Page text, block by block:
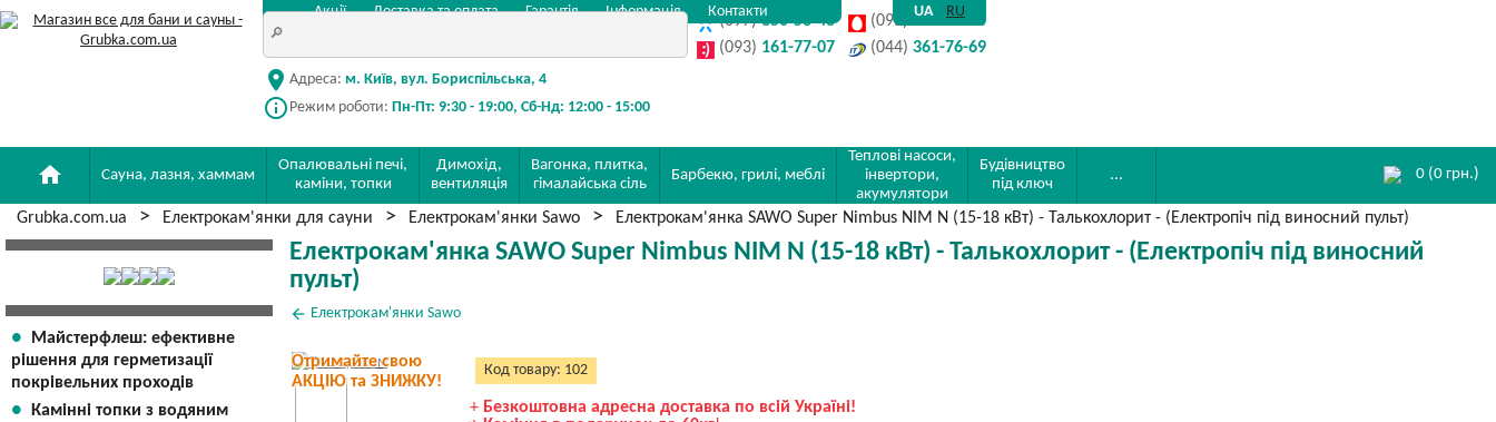
Акції Доставка та оплата Гарантія Інформація Контакти UA RU
location_on Адреса: м. Київ, вул. Бориспільська, 4
info_outline Режим роботи: Пн-Пт: 9:30 - 19:00, Сб-Нд: 12:00 - 15:00
(097)350-58-48 (095)
142-32-80
(093) 161-77-07 (044) 361-76-69
home Сауна, лазня, хаммам
Опалювальні печі,
каміни, топки
Димохід,
вентиляція
Вагонка, плитка,
гімалайська сіль
Барбекю, грилі, меблі
Теплові насоси,
інвертори,
акумулятори
Будівництво
під ключ
... 0 (0 грн.)
Grubka.com.ua Електрокам'янки для сауни Електрокам'янки Sawo Електрокам'янка SAWO Super Nimbus NIM N (15-18 кВт) - Талькохлорит - (Електропіч під виносний пульт)
Майстерфлеш: ефективне
рішення для герметизації
покрівельних проходів
Камінні топки з водяним
Електрокам'янка SAWO Super Nimbus NIM N (15-18 кВт) - Талькохлорит - (Електропіч під виносний
пульт)
arrow_back Електрокам'янки Sawo
Отримайте свою
АКЦІЮ та ЗНИЖКУ!
Код товару: 102
+ Безкоштовна адресна доставка по всій Україні!